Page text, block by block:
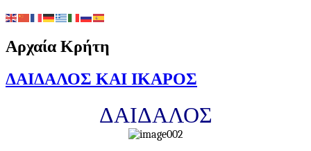
Αρχαία Κρήτη
ΔΑΙΔΑΛΟΣ ΚΑΙ ΙΚΑΡΟΣ
ΔΑΙΔΑΛΟΣ